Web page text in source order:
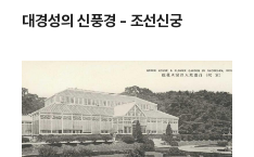
대경성의 신풍경 - 조선신궁